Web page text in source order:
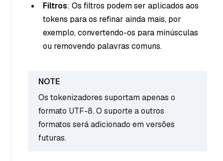
Filtros: Os filtros podem ser aplicados aos
tokens para os refinar ainda mais, por
exemplo, convertendo-os para minúsculas
ou removendo palavras comuns.
Os tokenizadores suportam apenas o
formato UTF-8. O suporte a outros
formatos será adicionado em versões
futuras.